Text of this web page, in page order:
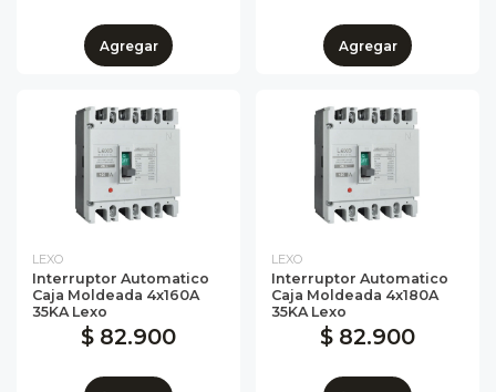
Agregar Agregar
LEXO
Interruptor Automatico
Caja Moldeada 4x160A
35KA Lexo
$ 82.900
LEXO
Interruptor Automatico
Caja Moldeada 4x180A
35KA Lexo
$ 82.900